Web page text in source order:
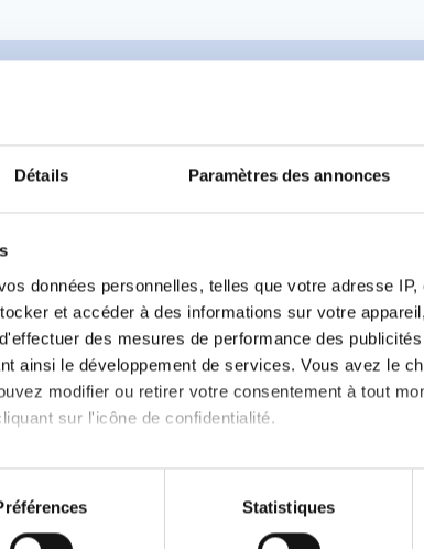
Détails Paramètres des annonces
données personnelles, telles que votre adresse IP,
et accéder à des informations sur votre appareil,
des mesures de performance des publicités
ainsi le développement de services. Vous avez le
modifier ou retirer votre consentement à tout
sur l'icône de confidentialité.
:
localisation géographique qui peuvent être
Statistiques
un commentaire
discussion vous aurez besoin de vous
Créer un nouveau compte